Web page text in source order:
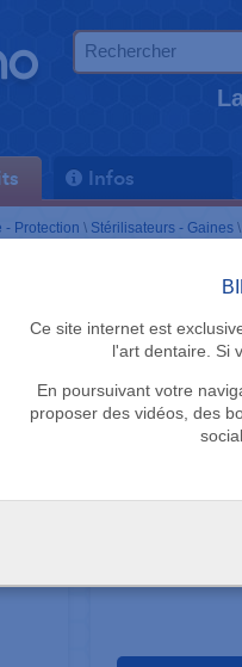
Infos
Ce site internet est
l'art dentaire. Si
En poursuivant votre
proposer des vidéos, des
- Protection \ Stérilisateurs - Gaines \